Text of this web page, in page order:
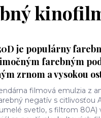
je populárny
farebným
zrnom a vysokou
filmová emulzia z
negatív s citlivosťou
svetlo, s filtrom 80A)